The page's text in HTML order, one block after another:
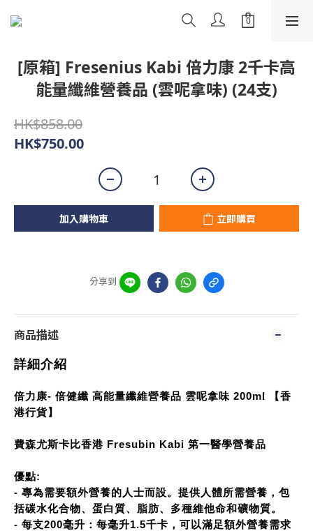
[原箱] Fresenius Kabi 倍力康 2千卡高
能量纖維營養品 (雲呢拿味) (24支)
HK$858.00
HK$750.00
加入購物車 立即購買
分享到
商品描述
詳細介紹
倍力康- 倍健纖 高能量纖維營養品 雲呢拿味 200ml 【香
港行貨】
費森尤斯卡比香港 Fresubin Kabi 第一醫學營養品
優點:
- 專為需要額外營養的人士而設。提供人體所需營養，包
括碳水化合物、蛋白質、脂肪、多種維他命和礦物質。
- 每支200毫升：每毫升1.5千卡，可以滿足額外營養需求